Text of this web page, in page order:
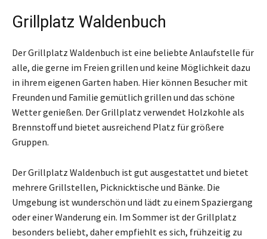
Grillplatz Waldenbuch
Der Grillplatz Waldenbuch ist eine beliebte Anlaufstelle für
alle, die gerne im Freien grillen und keine Möglichkeit dazu
in ihrem eigenen Garten haben. Hier können Besucher mit
Freunden und Familie gemütlich grillen und das schöne
Wetter genießen. Der Grillplatz verwendet Holzkohle als
Brennstoff und bietet ausreichend Platz für größere
Gruppen.
Der Grillplatz Waldenbuch ist gut ausgestattet und bietet
mehrere Grillstellen, Picknicktische und Bänke. Die
Umgebung ist wunderschön und lädt zu einem Spaziergang
oder einer Wanderung ein. Im Sommer ist der Grillplatz
besonders beliebt, daher empfiehlt es sich, frühzeitig zu